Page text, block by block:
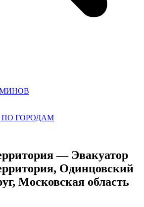
ПО ГОРОДАМ
— Эвакуатор
Одинцовский
Московская область